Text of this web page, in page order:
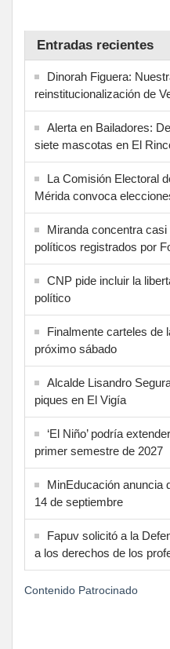
Entradas recientes
Dinorah Figuera:
reinstitucionalización de
Alerta en Bailadores:
siete mascotas en El
La Comisión Electoral
Mérida convoca
Miranda concentra
políticos registrados por
CNP pide incluir la
político
Finalmente carteles de
próximo sábado
Alcalde Lisandro
piques en El Vigía
‘El Niño’ podría
primer semestre de 2027
MinEducación anuncia
14 de septiembre
Fapuv solicitó a la
a los derechos de los
Contenido Patrocinado